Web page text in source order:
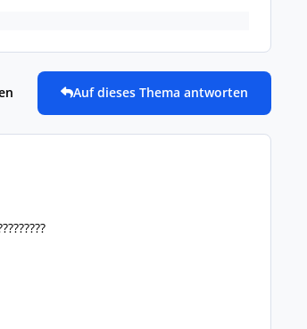
Auf dieses Thema antworten